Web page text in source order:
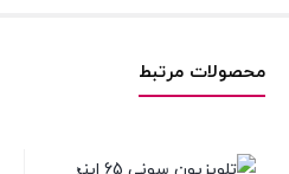
محصولات مرتبط